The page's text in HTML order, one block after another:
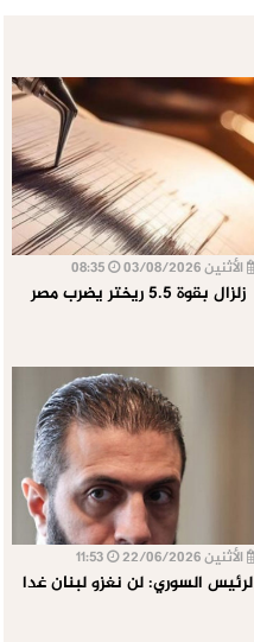
الأثنين 03/08/2026
زلزال بقوة 5.5 ريختر يضرب مصر
الأثنين 22/06/2026
لرئيس السوري: لن نغزو لبنان غدا